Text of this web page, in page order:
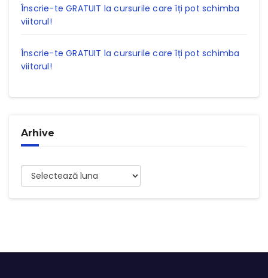
Înscrie-te GRATUIT la cursurile care îți pot schimba
viitorul!
Înscrie-te GRATUIT la cursurile care îți pot schimba
viitorul!
Arhive
Arhive